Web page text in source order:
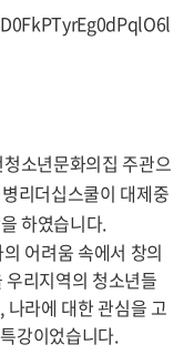
소년문화의집 주관으
리더십스쿨이 대제중
하였습니다.
어려움 속에서 창의
리지역의 청소년들
나라에 대한 관심을 고
강이었습니다.